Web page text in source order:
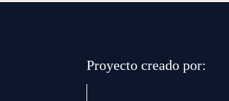
Proyecto creado por: